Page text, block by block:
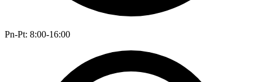
Pn-Pt: 8:00-16:00